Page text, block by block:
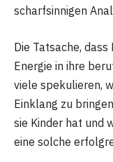
scharfsinnigen
Die Tatsache,
Energie in ihre
viele spekulieren,
Einklang zu
sie Kinder hat und
eine solche